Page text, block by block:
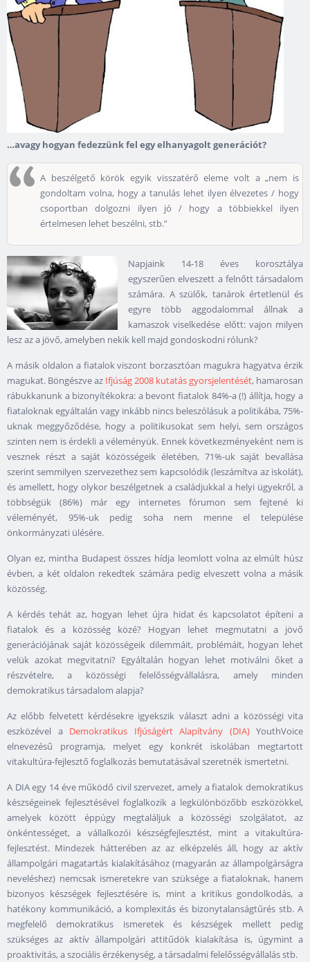
…avagy hogyan fedezzünk fel egy elhanyagolt generációt?
A beszélgető körök egyik visszatérő eleme volt a „nem is
gondoltam volna, hogy a tanulás lehet ilyen élvezetes / hogy
csoportban dolgozni ilyen jó / hogy a többiekkel ilyen
értelmesen lehet beszélni, stb.”
Napjaink 14-18 éves korosztálya
egyszerűen elveszett a felnőtt társadalom
számára. A szülők, tanárok értetlenül és
egyre több aggodalommal állnak a
kamaszok viselkedése előtt: vajon milyen
lesz az a jövő, amelyben nekik kell majd gondoskodni rólunk?
A másik oldalon a fiatalok viszont borzasztóan magukra hagyatva érzik
magukat. Böngészve az Ifjúság 2008 kutatás gyorsjelentését, hamarosan
rábukkanunk a bizonyítékokra: a bevont fiatalok 84%-a (!) állítja, hogy a
fiataloknak egyáltalán vagy inkább nincs beleszólásuk a politikába, 75%-
uknak meggyőződése, hogy a politikusokat sem helyi, sem országos
szinten nem is érdekli a véleményük. Ennek következményeként nem is
vesznek részt a saját közösségeik életében, 71%-uk saját bevallása
szerint semmilyen szervezethez sem kapcsolódik (leszámítva az iskolát),
és amellett, hogy olykor beszélgetnek a családjukkal a helyi ügyekről, a
többségük (86%) már egy internetes fórumon sem fejtené ki
véleményét, 95%-uk pedig soha nem menne el települése
önkormányzati ülésére.
Olyan ez, mintha Budapest összes hídja leomlott volna az elmúlt húsz
évben, a két oldalon rekedtek számára pedig elveszett volna a másik
közösség.
A kérdés tehát az, hogyan lehet újra hidat és kapcsolatot építeni a
fiatalok és a közösség közé? Hogyan lehet megmutatni a jövő
generációjának saját közösségeik dilemmáit, problémáit, hogyan lehet
velük azokat megvitatni? Egyáltalán hogyan lehet motiválni őket a
részvételre, a közösségi felelősségvállalásra, amely minden
demokratikus társadalom alapja?
Az előbb felvetett kérdésekre igyekszik választ adni a közösségi vita
eszközével a Demokratikus Ifjúságért Alapítvány (DIA)YouthVoice
elnevezésű programja, melyet egy konkrét iskolában megtartott
vitakultúra-fejlesztő foglalkozás bemutatásával szeretnék ismertetni.
A DIA egy 14 éve működő civil szervezet, amely a fiatalok demokratikus
készségeinek fejlesztésével foglalkozik a legkülönbözőbb eszközökkel,
amelyek között éppúgy megtaláljuk a közösségi szolgálatot, az
önkéntességet, a vállalkozói készségfejlesztést, mint a vitakultúra-
fejlesztést. Mindezek hátterében az az elképzelés áll, hogy az aktív
állampolgári magatartás kialakításához (magyarán az állampolgárságra
neveléshez) nemcsak ismeretekre van szüksége a fiataloknak, hanem
bizonyos készségek fejlesztésére is, mint a kritikus gondolkodás, a
hatékony kommunikáció, a komplexitás és bizonytalanságtűrés stb. A
megfelelő demokratikus ismeretek és készségek mellett pedig
szükséges az aktív állampolgári attitűdök kialakítása is, úgymint a
proaktivitás, a szociális érzékenység, a társadalmi felelősségvállalás stb.